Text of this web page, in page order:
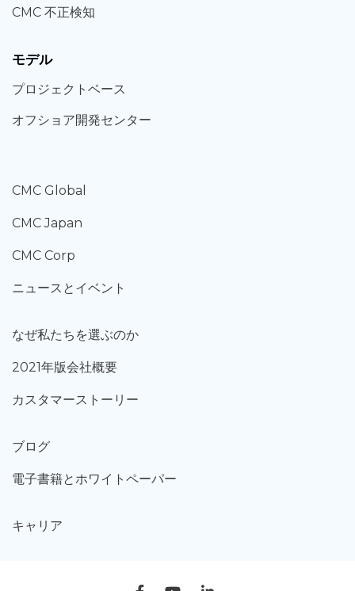
CMC 不正検知
モデル
プロジェクトベース
オフショア開発センター
CMC Global
CMC Japan
CMC Corp
ニュースとイベント
なぜ私たちを選ぶのか
2021年版会社概要
カスタマーストーリー
ブログ
電子書籍とホワイトペーパー
キャリア